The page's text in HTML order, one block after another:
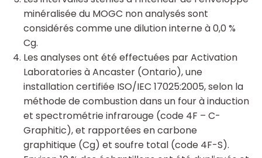
minéralisée du MOGC non analysés sont
considérés comme une dilution interne à 0,0 %
Cg.
Les analyses ont été effectuées par Activation
Laboratories à Ancaster (Ontario), une
installation certifiée ISO/IEC 17025:2005, selon la
méthode de combustion dans un four à induction
et spectrométrie infrarouge (code 4F – C-
Graphitic), et rapportées en carbone
graphitique (Cg) et soufre total (code 4F-S).